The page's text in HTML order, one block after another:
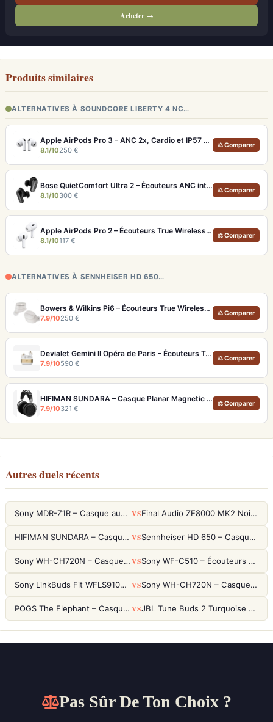
Acheter →
Produits similaires
ALTERNATIVES À SOUNDCORE LIBERTY 4 NC…
Apple AirPods Pro 3 – ANC 2x, Cardio et IP57 pour Écosystème iOS
8.1/10250 €
⚖ Comparer
Bose QuietComfort Ultra 2 – Écouteurs ANC intra-auriculaires avec son immersif
8.1/10300 €
⚖ Comparer
Apple AirPods Pro 2 – Écouteurs True Wireless ANC USB-C Blancs
8.1/10117 €
⚖ Comparer
ALTERNATIVES À SENNHEISER HD 650…
Bowers & Wilkins Pi6 – Écouteurs True Wireless audiophiles avec ANC adaptatif
7.9/10250 €
⚖ Comparer
Devialet Gemini II Opéra de Paris – Écouteurs True Wireless audiophiles plaqués or
7.9/10590 €
⚖ Comparer
HIFIMAN SUNDARA – Casque Planar Magnetic Ouvert Over-Ear Audiophile
7.9/10321 €
⚖ Comparer
Autres duels récents
Sony MDR-Z1R – Casque audiophile fermé haute résolution VS Final Audio ZE8000 MK2 Noir – Écouteurs True Wireless audiophiles 8K Sound
HIFIMAN SUNDARA – Casque Planar Magnetic Ouvert Over-Ear Audiophile VS Sennheiser HD 650 – Casque audiophile ouvert pour l'écoute analytique
Sony WH-CH720N – Casque ANC 35h, Ultra-léger (192g) avec Processeur V1 VS Sony WF-C510 – Écouteurs True Wireless compacts, autonomie 22h et multipoint
Sony LinkBuds Fit WFLS910NW Blanc – Écouteurs Sport Ailes ANC VS Sony WH-CH720N – Casque ANC 35h, Ultra-léger (192g) avec Processeur V1
POGS The Elephant – Casque Filaire Enfants 85dB POGS-Safe™ (Éco-Responsable) VS JBL Tune Buds 2 Turquoise – Écouteurs True Wireless avec ANC et autonomie 48h
Pas Sûr De Ton Choix ?